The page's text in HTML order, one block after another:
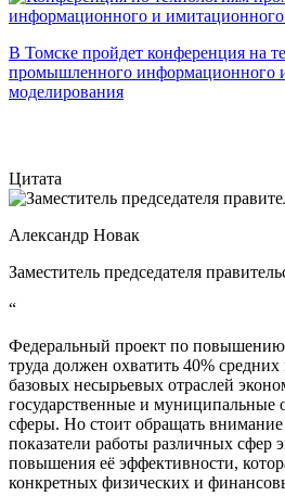
В Томске пройдет конференция на
промышленного информационного
моделирования
Цитата
Александр Новак
Заместитель председателя
“
Федеральный проект по повышению
труда должен охватить 40%
базовых несырьевых отраслей
государственные и муниципальные
сферы. Но стоит обращать
показатели работы различных сфер
повышения её эффективности,
конкретных физических и